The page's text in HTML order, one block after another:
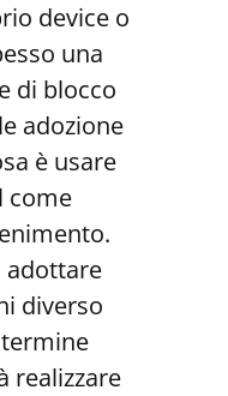
device o
una
di blocco
adozione
è usare
come
adottare
diverso
realizzare